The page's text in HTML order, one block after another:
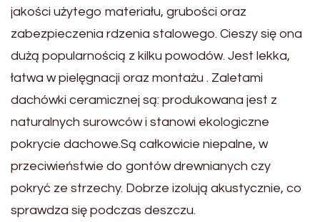
jakości użytego materiału, grubości oraz
zabezpieczenia rdzenia stalowego. Cieszy się ona
dużą popularnością z kilku powodów. Jest lekka,
łatwa w pielęgnacji oraz montażu . Zaletami
dachówki ceramicznej są: produkowana jest z
naturalnych surowców i stanowi ekologiczne
pokrycie dachowe.Są całkowicie niepalne, w
przeciwieństwie do gontów drewnianych czy
pokryć ze strzechy. Dobrze izolują akustycznie, co
sprawdza się podczas deszczu.